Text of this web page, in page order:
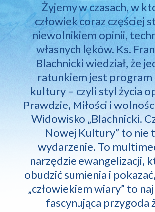
Żyjemy w czasach, w
człowiek coraz częściej
niewolnikiem opinii,
własnych lęków. Ks.
Blachnicki wiedział, że
ratunkiem jest program
kultury – czyli styl życia
Prawdzie, Miłości i
Widowisko „Blachnicki.
Nowej Kultury” to nie
wydarzenie. To
narzędzie ewangelizacji,
obudzić sumienia i pokazać,
„człowiekiem wiary” to
fascynująca przygoda